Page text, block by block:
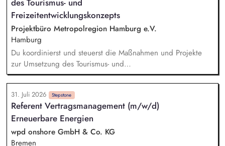
Umsetzung von Maßnahmen des Mobilitätsmanagements.
organisieren und moderieren Sie Netzwerkveranstaltungen,
die Akteure der Region zusammenbringen und ihre
Zusammenarbeit fördern. identifizieren und akquirieren Sie
mögliche weitere Finanz- und Fördermittel für Projekte im
Kontext des Schulischen und Betrieblichen
Mobilitätsmanagements.
des Tourismus- und
Freizeitentwicklungskonzepts
Projektbüro Metropolregion Hamburg e.V.
Hamburg
Du koordinierst und steuerst die Maßnahmen und Projekte
zur Umsetzung des Tourismus- und
Freizeitentwicklungskonzeptes. Du organisierst und
moderierst Arbeitsgruppen, Workshops und Veranstaltungen.
Du vernetzt die beteiligten regionalen
Tourismusorganisationen, Kommunen und andere Stakeholder.
Du unterstützt die Öffentlichkeitsarbeit und die
Kommunikation der Projektergebnisse. Du erstellst Berichte,
Präsentationen und Dokumentationen. Du übernimmst die
31. Juli 2026 Stepstone
Referent Vertragsmanagement (m/w/d)
Erneuerbare Energien
wpd onshore GmbH & Co. KG
Bremen